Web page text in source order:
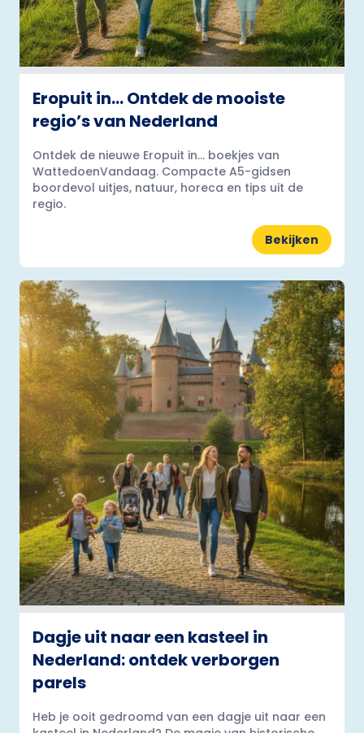
Eropuit in… Ontdek de mooiste
regio’s van Nederland
Ontdek de nieuwe Eropuit in... boekjes van
WattedoenVandaag. Compacte A5-gidsen
boordevol uitjes, natuur, horeca en tips uit de
regio.
Bekijken
Dagje uit naar een kasteel in
Nederland: ontdek verborgen
parels
Heb je ooit gedroomd van een dagje uit naar een